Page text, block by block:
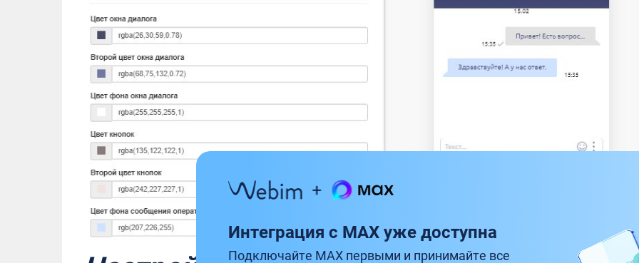
Интеграция с MAX уже доступна
Подключайте MAX первыми и принимайте все